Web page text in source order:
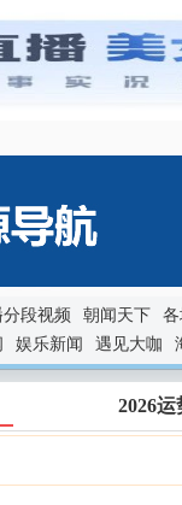
段视频 朝闻天下
娱乐新闻 遇见大咖
2026运